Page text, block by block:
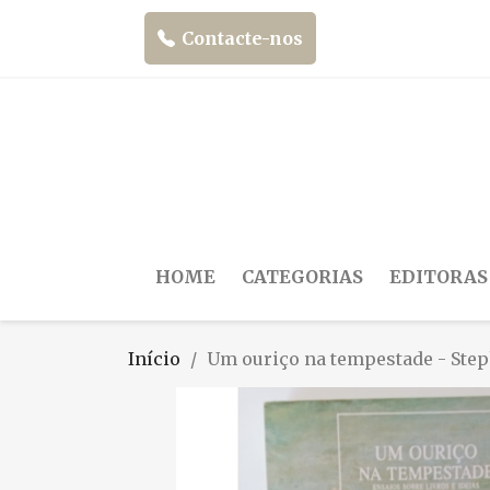
Contacte-nos
HOME CATEGORIAS EDITORAS
Início Um ouriço na tempestade -